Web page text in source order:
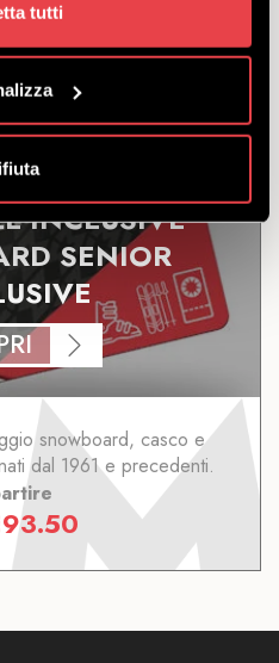
tutti
82.50
INCLUSIVE
SENIOR
snowboard, casco e
dal 1961 e precedenti.
93.50